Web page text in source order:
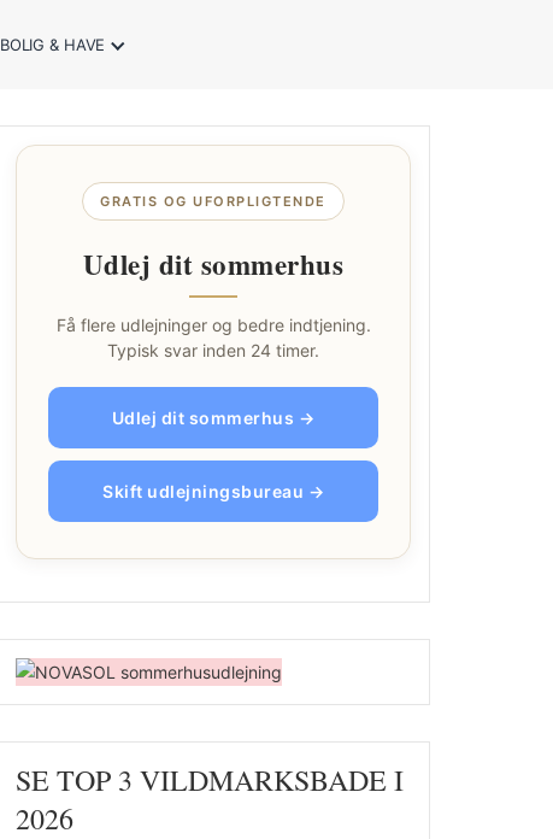
BOLIG & HAVE
GRATIS OG UFORPLIGTENDE
Udlej dit sommerhus
Få flere udlejninger og bedre indtjening.
Typisk svar inden 24 timer.
Udlej dit sommerhus →
Skift udlejningsbureau →
SE TOP 3 VILDMARKSBADE I
2026